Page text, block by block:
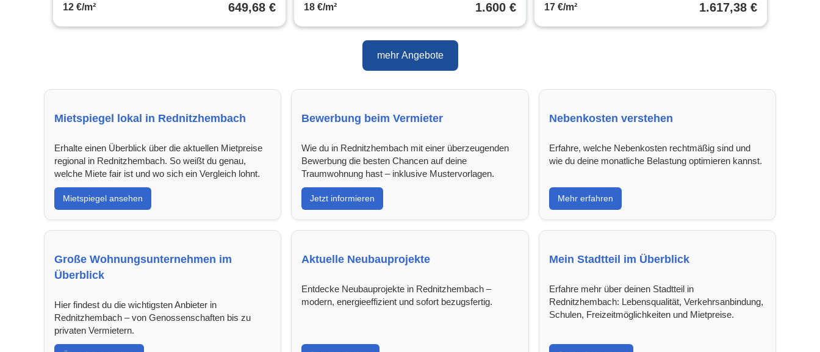
12 €/m² 649,68 € 18 €/m² 1.600 € 17 €/m² 1.617,38 €
mehr Angebote
Mietspiegel lokal in Rednitzhembach
Erhalte einen Überblick über die aktuellen Mietpreise
regional in Rednitzhembach. So weißt du genau,
welche Miete fair ist und wo sich ein Vergleich lohnt.
Mietspiegel ansehen
Bewerbung beim Vermieter
Wie du in Rednitzhembach mit einer überzeugenden
Bewerbung die besten Chancen auf deine
Traumwohnung hast – inklusive Mustervorlagen.
Jetzt informieren
Nebenkosten verstehen
Erfahre, welche Nebenkosten rechtmäßig sind und
wie du deine monatliche Belastung optimieren kannst.
Mehr erfahren
Große Wohnungsunternehmen im
Überblick
Hier findest du die wichtigsten Anbieter in
Rednitzhembach – von Genossenschaften bis zu
privaten Vermietern.
Aktuelle Neubauprojekte
Entdecke Neubauprojekte in Rednitzhembach –
modern, energieeffizient und sofort bezugsfertig.
Mein Stadtteil im Überblick
Erfahre mehr über deinen Stadtteil in
Rednitzhembach: Lebensqualität, Verkehrsanbindung,
Schulen, Freizeitmöglichkeiten und Mietpreise.